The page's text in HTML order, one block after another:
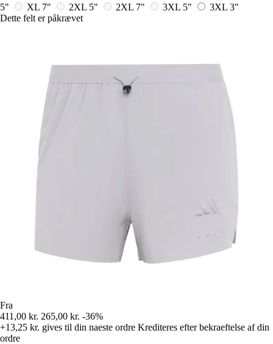
5" XL 7" 2XL 5" 2XL 7" 3XL 5"
3XL 3"
Dette felt er påkrævet
Fra
411,00 kr. 265,00 kr. -36%
+13,25 kr. gives til din naeste ordre Krediteres efter bekraeftelse af din
ordre